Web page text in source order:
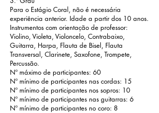
Para o Estágio Coral, não é necessária
experiência anterior. Idade a partir dos 10 anos.
Instrumentos com orientação de professor:
Violino, Violeta, Violoncelo, Contrabaixo,
Guitarra, Harpa, Flauta de Bisel, Flauta
Transversal, Clarinete, Saxofone, Trompete,
Percussão.
Nº máximo de participantes: 60
Nº mínimo de participantes nas cordas: 15
Nº mínimo de participantes nos sopros: 10
Nº mínimo de participantes nas guitarras: 6
Nº mínimo de participantes no coro: 8